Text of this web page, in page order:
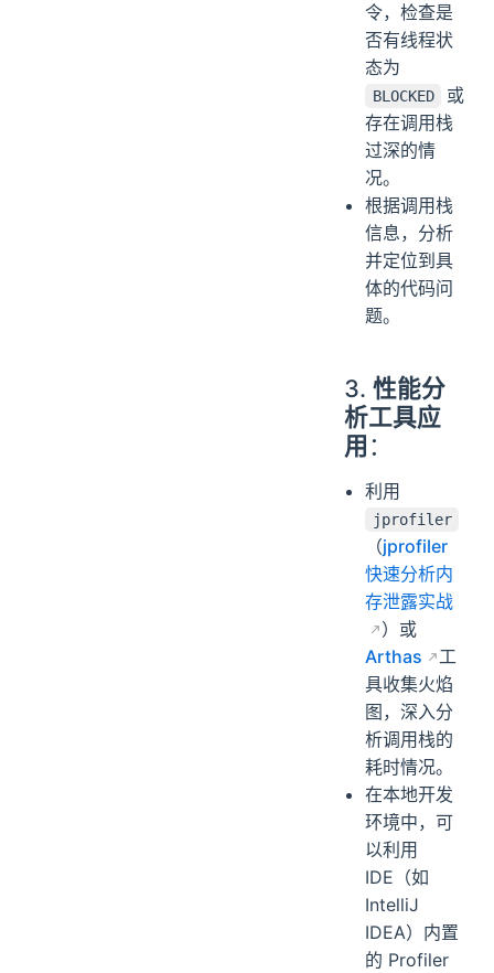
令，检查是
否有线程状
态为
BLOCKED
或
存在调用栈
过深的情
况。
根据调用栈
信息，分析
并定位到具
体的代码问
题。
3. 性能分
析工具应
用 ：
利用
jprofiler
（jprofiler
快速分析内
存泄露实战
）或
Arthas
工
具收集火焰
图，深入分
析调用栈的
耗时情况。
在本地开发
环境中，可
以利用
IDE（如
IntelliJ
IDEA）内置
的 Profiler